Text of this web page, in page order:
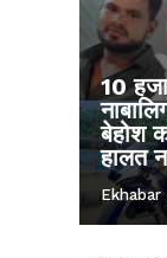
10
बेहोश
हालत
Ekhabar